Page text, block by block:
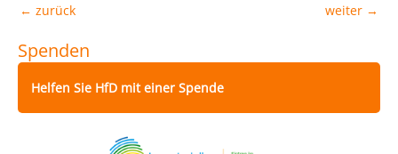
← zurück weiter →
Spenden
Helfen Sie HfD mit einer Spende